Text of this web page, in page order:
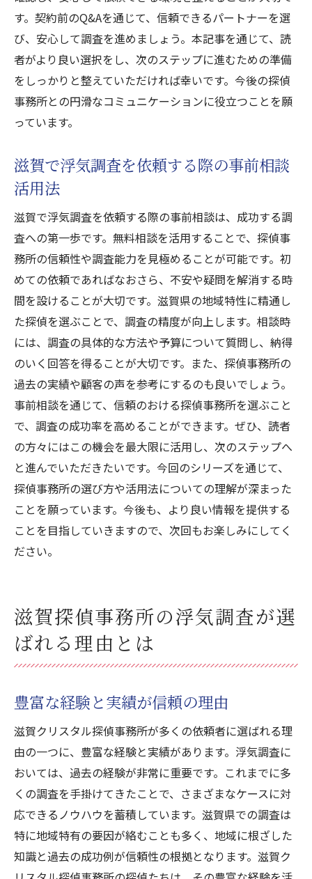
す。契約前のQ&Aを通じて、信頼できるパートナーを選
び、安心して調査を進めましょう。本記事を通じて、読
者がより良い選択をし、次のステップに進むための準備
をしっかりと整えていただければ幸いです。今後の探偵
事務所との円滑なコミュニケーションに役立つことを願
っています。
滋賀で浮気調査を依頼する際の事前相談
活用法
滋賀で浮気調査を依頼する際の事前相談は、成功する調
査への第一歩です。無料相談を活用することで、探偵事
務所の信頼性や調査能力を見極めることが可能です。初
めての依頼であればなおさら、不安や疑問を解消する時
間を設けることが大切です。滋賀県の地域特性に精通し
た探偵を選ぶことで、調査の精度が向上します。相談時
には、調査の具体的な方法や予算について質問し、納得
のいく回答を得ることが大切です。また、探偵事務所の
過去の実績や顧客の声を参考にするのも良いでしょう。
事前相談を通じて、信頼のおける探偵事務所を選ぶこと
で、調査の成功率を高めることができます。ぜひ、読者
の方々にはこの機会を最大限に活用し、次のステップへ
と進んでいただきたいです。今回のシリーズを通じて、
探偵事務所の選び方や活用法についての理解が深まった
ことを願っています。今後も、より良い情報を提供する
ことを目指していきますので、次回もお楽しみにしてく
ださい。
滋賀探偵事務所の浮気調査が選
ばれる理由とは
豊富な経験と実績が信頼の理由
滋賀クリスタル探偵事務所が多くの依頼者に選ばれる理
由の一つに、豊富な経験と実績があります。浮気調査に
おいては、過去の経験が非常に重要です。これまでに多
くの調査を手掛けてきたことで、さまざまなケースに対
応できるノウハウを蓄積しています。滋賀県での調査は
特に地域特有の要因が絡むことも多く、地域に根ざした
知識と過去の成功例が信頼性の根拠となります。滋賀ク